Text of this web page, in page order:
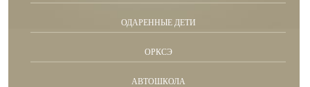
ОДАРЕННЫЕ ДЕТИ
ОРКСЭ
АВТОШКОЛА